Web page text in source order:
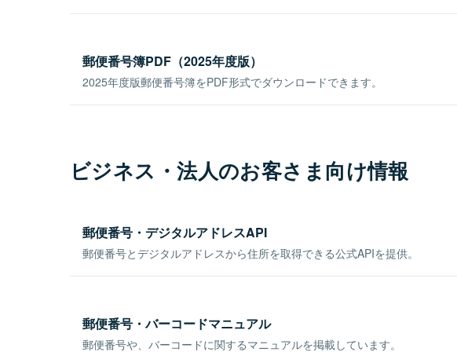
郵便番号簿PDF（2025年度版）
2025年度版郵便番号簿をPDF形式でダウンロードできます。
ビジネス・法人のお客さま向け情報
郵便番号・デジタルアドレスAPI
郵便番号とデジタルアドレスから住所を取得できる公式APIを提供。
郵便番号・バーコードマニュアル
郵便番号や、バーコードに関するマニュアルを掲載しています。